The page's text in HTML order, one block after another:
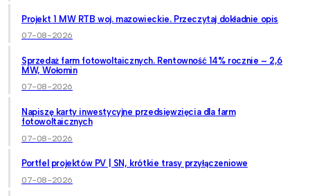
Projekt 1 MW RTB woj. mazowieckie. Przeczytaj dokładnie opis
07-08-2026
Sprzedaż farm fotowoltaicznych. Rentowność 14% rocznie – 2,6
MW, Wołomin
07-08-2026
Napiszę karty inwestycyjne przedsięwzięcia dla farm
fotowoltaicznych
07-08-2026
Portfel projektów PV | SN, krótkie trasy przyłączeniowe
07-08-2026